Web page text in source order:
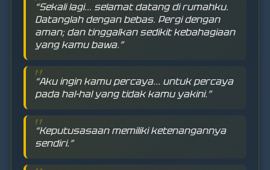
“Sekali lagi... selamat datang di rumahku.
Datanglah dengan bebas. Pergi dengan
aman; dan tinggalkan sedikit kebahagiaan
yang kamu bawa.”
“Aku ingin kamu percaya... untuk percaya
pada hal-hal yang tidak kamu yakini.”
“Keputusasaan memiliki ketenangannya
sendiri.”